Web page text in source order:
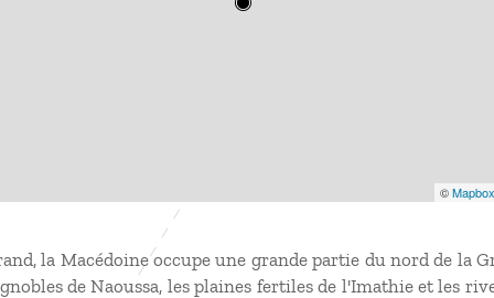
©Mapbox
la Macédoine occupe une grande partie du nord de la
de Naoussa, les plaines fertiles de l'Imathie et les